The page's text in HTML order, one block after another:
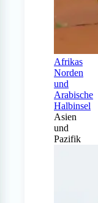
Afrikas
Norden
und
Arabische
Halbinsel
Asien
und
Pazifik